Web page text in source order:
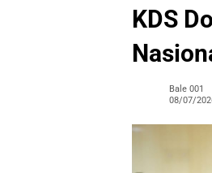
KDS
Bale 001
08/07/